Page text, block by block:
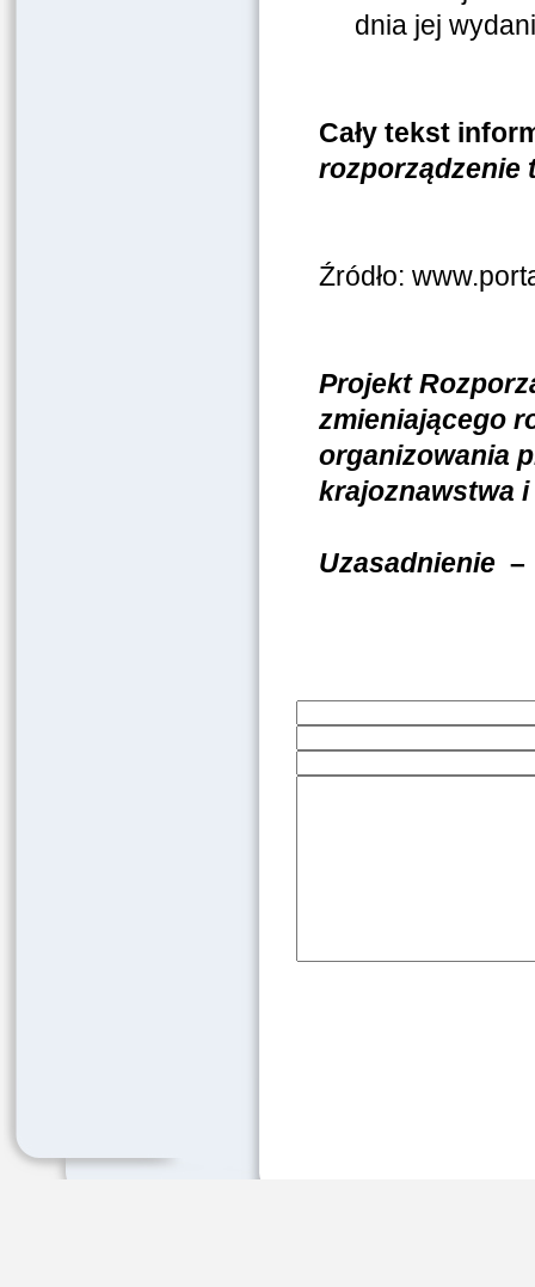
dnia jej
Cały tekst
rozporządzenie
Źródło:
Projekt
zmieniającego
organizowania
Uzasadnienie –